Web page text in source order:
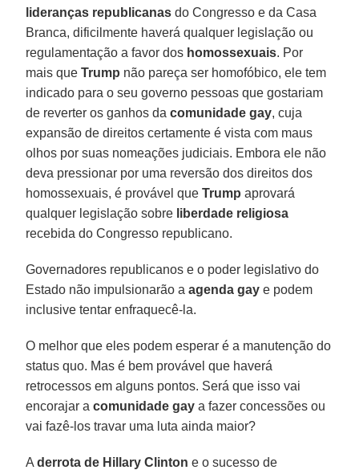
lideranças republicanas do Congresso e da Casa
Branca, dificilmente haverá qualquer legislação ou
regulamentação a favor dos homossexuais. Por
mais queTrump não pareça ser homofóbico, ele tem
indicado para o seu governo pessoas que gostariam
de reverter os ganhos dacomunidade gay, cuja
expansão de direitos certamente é vista com maus
olhos por suas nomeações judiciais. Embora ele não
deva pressionar por uma reversão dos direitos dos
homossexuais, é provável queTrump aprovará
qualquer legislação sobre liberdade religiosa
recebida do Congresso republicano.
Governadores republicanos e o poder legislativo do
Estado não impulsionarão aagenda gay e podem
inclusive tentar enfraquecê-la.
O melhor que eles podem esperar é a manutenção do
status quo. Mas é bem provável que haverá
retrocessos em alguns pontos. Será que isso vai
encorajar acomunidade gay a fazer concessões ou
vai fazê-los travar uma luta ainda maior?
Aderrota de Hillary Clinton e o sucesso de